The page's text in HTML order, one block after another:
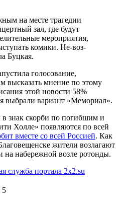
на месте трагедии
зал, где будут
мероприятия,
комики. Не-воз-
Буцкая.
голосование,
высказать мнение по этому
этой новости 58%
выбрали вариант «Мемориал».
знак скорби по погибшим и
Холле» появляются по всей
вместе со всей Россией. Как
жители возлагают
на набережной возле ротонды.
служба портала 2x2.su
5